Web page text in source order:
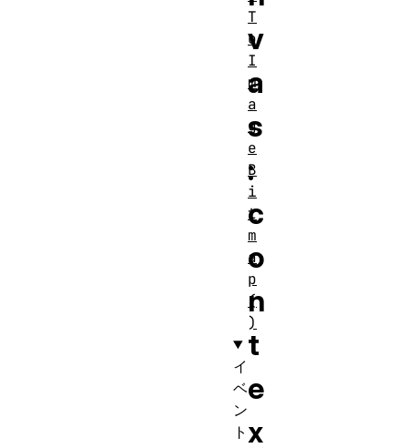
v
a
s
:
c
o
n
t
e
x
T
o
I
m
a
g
e
B
i
t
m
a
p
(
)
イ
ベ
ン
ト